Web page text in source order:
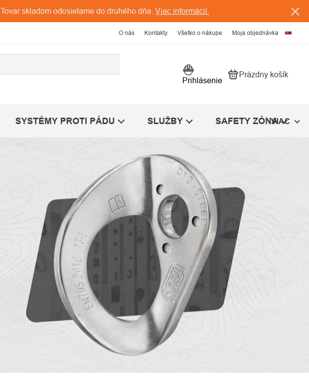
Tovar skladom odosielame do druhého dňa. Viac informácií.
O nás Kontakty Všetko o nákupe Moja objednávka
Prihlásenie Nákupný košík
Prázdny košík
SYSTÉMY PROTI PÁDU SLUŽBY SAFETY ZÓNAVIAC